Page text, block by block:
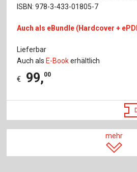
ISBN: 978-3-433-01805-7
Auch als eBundle (Hardcover +
Lieferbar
Auch als E-Bookerhältlich
€ 99,00
mehr